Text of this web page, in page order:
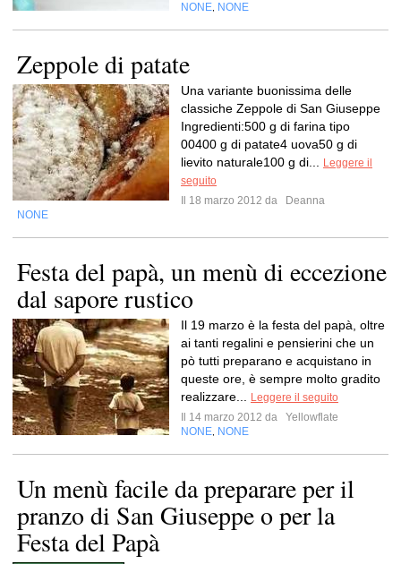
NONE NONE
Zeppole di patate
Una variante buonissima delle
classiche Zeppole di San Giuseppe
Ingredienti:500 g di farina tipo
00400 g di patate4 uova50 g di
lievito naturale100 g di...
Leggere il
seguito
Il 18 marzo 2012 da
Deanna
NONE
Festa del papà, un menù di eccezione
dal sapore rustico
Il 19 marzo è la festa del papà, oltre
ai tanti regalini e pensierini che un
pò tutti preparano e acquistano in
queste ore, è sempre molto gradito
realizzare...
Leggere il seguito
Il 14 marzo 2012 da
Yellowflate
NONE NONE
Un menù facile da preparare per il
pranzo di San Giuseppe o per la
Festa del Papà